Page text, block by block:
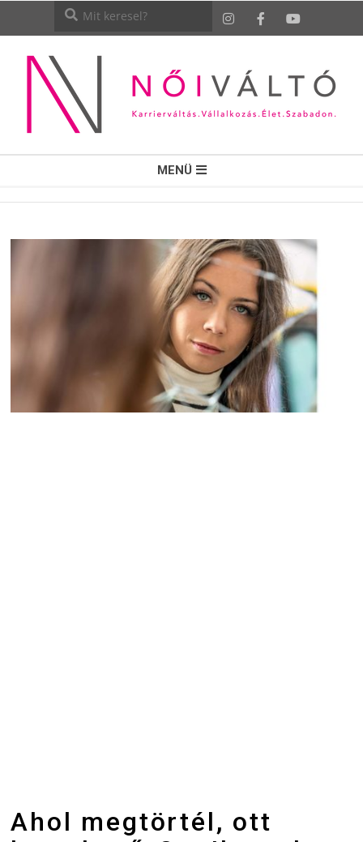
NŐI
VÁLTÓ
MENÜ
Ahol megtörtél, ott